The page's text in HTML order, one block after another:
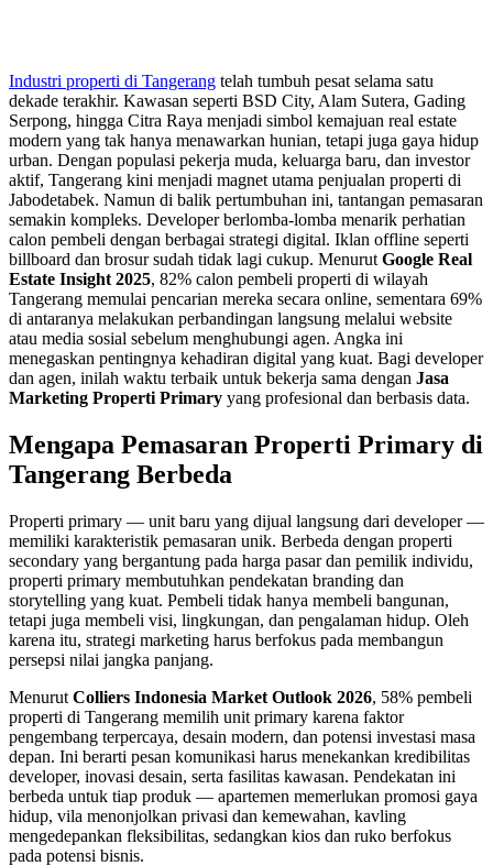
Industri properti di Tangerang telah tumbuh pesat selama satu
dekade terakhir. Kawasan seperti BSD City, Alam Sutera, Gading
Serpong, hingga Citra Raya menjadi simbol kemajuan real estate
modern yang tak hanya menawarkan hunian, tetapi juga gaya hidup
urban. Dengan populasi pekerja muda, keluarga baru, dan investor
aktif, Tangerang kini menjadi magnet utama penjualan properti di
Jabodetabek. Namun di balik pertumbuhan ini, tantangan pemasaran
semakin kompleks. Developer berlomba-lomba menarik perhatian
calon pembeli dengan berbagai strategi digital. Iklan offline seperti
billboard dan brosur sudah tidak lagi cukup. Menurut Google Real
Estate Insight 2025, 82% calon pembeli properti di wilayah
Tangerang memulai pencarian mereka secara online, sementara 69%
di antaranya melakukan perbandingan langsung melalui website
atau media sosial sebelum menghubungi agen. Angka ini
menegaskan pentingnya kehadiran digital yang kuat. Bagi developer
dan agen, inilah waktu terbaik untuk bekerja sama dengan Jasa
Marketing Properti Primary yang profesional dan berbasis data.
Mengapa Pemasaran Properti Primary di
Tangerang Berbeda
Properti primary — unit baru yang dijual langsung dari developer —
memiliki karakteristik pemasaran unik. Berbeda dengan properti
secondary yang bergantung pada harga pasar dan pemilik individu,
properti primary membutuhkan pendekatan branding dan
storytelling yang kuat. Pembeli tidak hanya membeli bangunan,
tetapi juga membeli visi, lingkungan, dan pengalaman hidup. Oleh
karena itu, strategi marketing harus berfokus pada membangun
persepsi nilai jangka panjang.
Menurut Colliers Indonesia Market Outlook 2026, 58% pembeli
properti di Tangerang memilih unit primary karena faktor
pengembang terpercaya, desain modern, dan potensi investasi masa
depan. Ini berarti pesan komunikasi harus menekankan kredibilitas
developer, inovasi desain, serta fasilitas kawasan. Pendekatan ini
berbeda untuk tiap produk — apartemen memerlukan promosi gaya
hidup, vila menonjolkan privasi dan kemewahan, kavling
mengedepankan fleksibilitas, sedangkan kios dan ruko berfokus
pada potensi bisnis.